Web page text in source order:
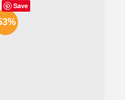
Save